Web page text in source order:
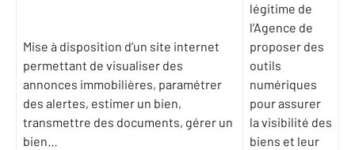
Mise à disposition d’un site internet
permettant de visualiser des
annonces immobilières, paramétrer
des alertes, estimer un bien,
transmettre des documents, gérer un
bien…
légitime de
l’Agence de
proposer des
outils
numériques
pour assurer
la visibilité des
biens et leur